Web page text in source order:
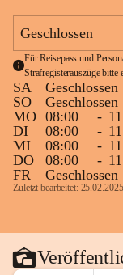
Geschlossen
Für Reisepass und
Strafregisterauszüge bitte
SA
Geschlossen
SO
Geschlossen
MO 08:00 -
DI
08:00 -
MI
08:00 -
DO
08:00 -
FR
Geschlossen
Zuletzt bearbeitet: 25.02.2025